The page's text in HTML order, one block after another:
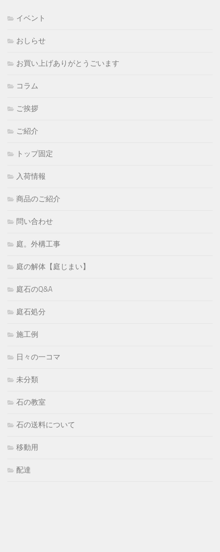
イベント
おしらせ
お買い上げありがとうごいます
コラム
ご挨拶
ご紹介
トップ固定
入荷情報
商品のご紹介
問い合わせ
庭。外構工事
庭の解体【庭じまい】
庭石のQ&A
庭石処分
施工例
日々の一コマ
未分類
石の教室
石の送料について
移動用
配達